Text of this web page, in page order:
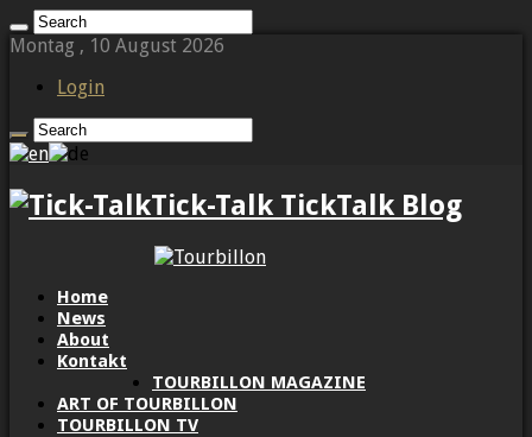
Montag , 10 August 2026
Login
Tick-Talk TickTalk Blog
Home
News
About
Kontakt
TOURBILLON MAGAZINE
ART OF TOURBILLON
TOURBILLON TV